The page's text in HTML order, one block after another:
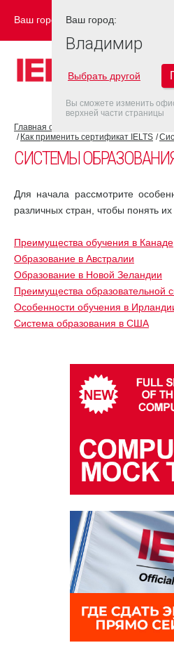
Ваш город: ВЛАДИМИР
Главная страница
Как применить сертификат IELTS
СИСТЕМЫ
Для начала рассмотрите
различных стран, чтобы понять
Преимущества обучения в Канаде
Образование в Австралии
Образование в Новой Зеландии
Преимущества образовательной
Особенности обучения в
Система образования в США
Ваш город:
Владимир
Выбрать другой
Вы сможете изменить
верхней части страницы